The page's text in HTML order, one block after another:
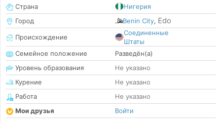
Страна
Нигерия
Город
Benin City, Edo
Происхождение
Соединенные
Штаты
Семейное положение
Разведён(а)
Уровень образования
Не указано
Курение
Не указано
Работа
Не указано
Мои друзья
Войти